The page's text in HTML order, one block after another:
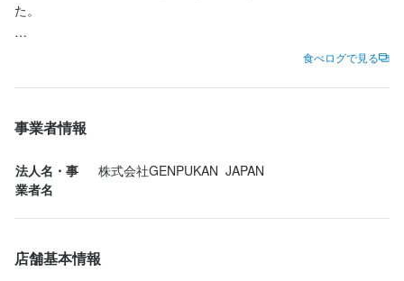
た。
内容は、
■キムチ・ナムル盛り
最初は定番の盛り合わせ。
■塩焼き
食べログで見る
事業者情報
法人名・事
業者名
株式会社GENPUKAN  JAPAN
店舗基本情報